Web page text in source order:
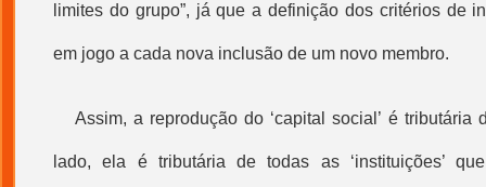
limites do grupo”, já que a definição dos critérios de
em jogo a cada nova inclusão de um novo membro.
Assim, a reprodução do ‘capital social ’ é tributária
lado, ela é tributária de todas as ‘instituições’